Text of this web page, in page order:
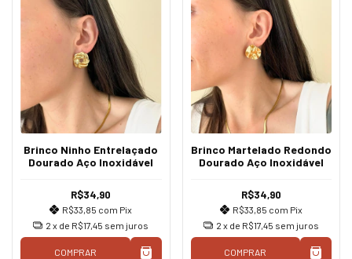
Brinco Ninho Entrelaçado
Dourado Aço Inoxidável
R$34,90
R$33,85 com Pix
2 x de R$17,45 sem juros
COMPRAR
Brinco Martelado Redondo
Dourado Aço Inoxidável
R$34,90
R$33,85 com Pix
2 x de R$17,45 sem juros
COMPRAR